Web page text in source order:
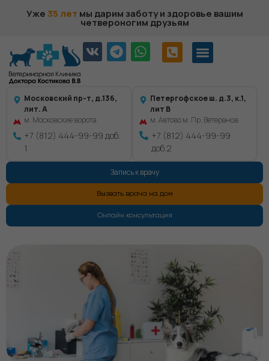
Уже 35 лет мы дарим заботу и здоровье вашим
четвероногим друзьям
Московский пр-т, д.136,
лит. А
м. Московские ворота
+7 (812) 444-99-99 доб.
1
Петергофское ш. д.3, к.1,
лит В
м. Автово м. Пр. Ветеранов
+7 (812) 444-99-99
доб.2
Запись к врачу
Вызвать врача на дом
Онлайн консультация